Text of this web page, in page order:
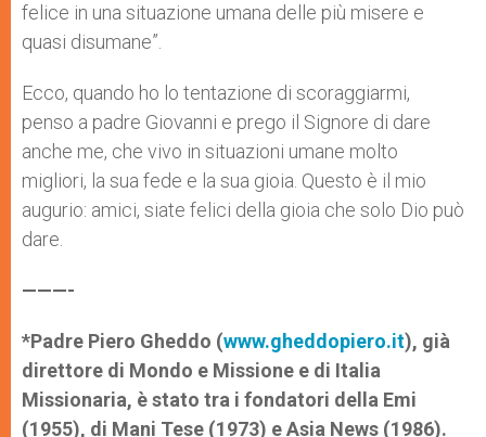
felice in una situazione umana delle più misere e
quasi disumane”.
Ecco, quando ho lo tentazione di scoraggiarmi,
penso a padre Giovanni e prego il Signore di dare
anche me, che vivo in situazioni umane molto
migliori, la sua fede e la sua gioia. Questo è il mio
augurio: amici, siate felici della gioia che solo Dio può
dare.
———-
*Padre Piero Gheddo (www.gheddopiero.it), già
direttore di Mondo e Missione e di Italia
Missionaria, è stato tra i fondatori della Emi
(1955), di Mani Tese (1973) e Asia News (1986).